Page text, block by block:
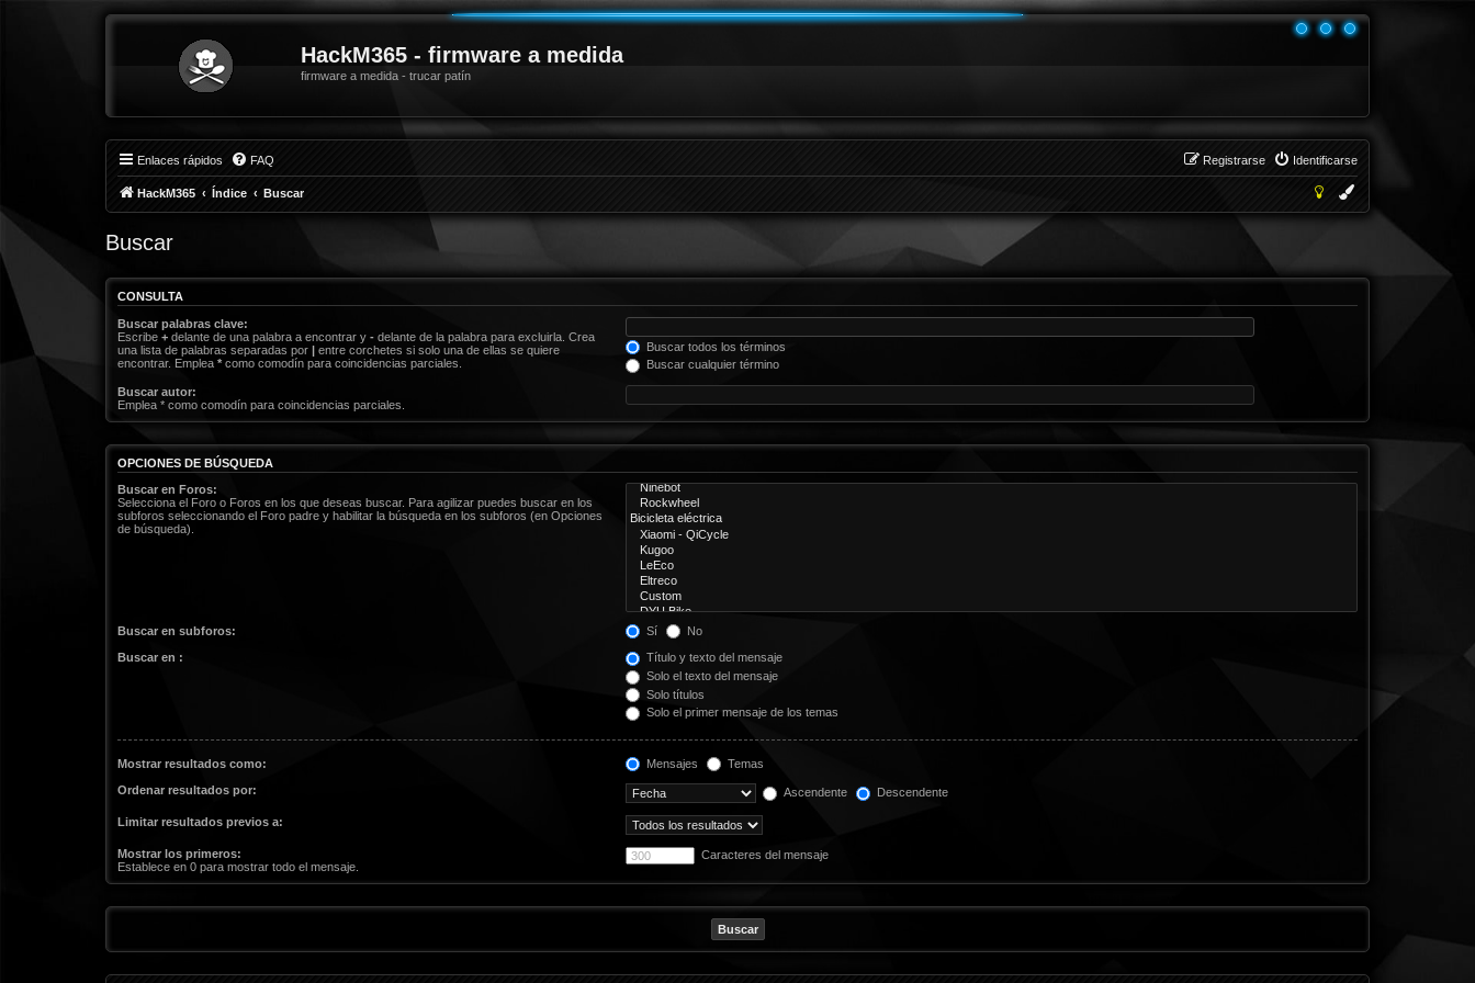
HackM365 - firmware a medida
firmware a medida - trucar patín
Enlaces rápidos FAQ Identificarse
Registrarse
HackM365 Índice Buscar
Buscar
CONSULTA
Buscar palabras clave:
Escribe + delante de una palabra a encontrar y - delante de la palabra para excluirla. Crea
una lista de palabras separadas por | entre corchetes si solo una de ellas se quiere
encontrar. Emplea * como comodín para coincidencias parciales.
Buscar todos los términos
Buscar cualquier término
Buscar autor:
Emplea * como comodín para coincidencias parciales.
OPCIONES DE BÚSQUEDA
Buscar en Foros:
Selecciona el Foro o Foros en los que deseas buscar. Para agilizar puedes buscar en los
subforos seleccionando el Foro padre y habilitar la búsqueda en los subforos (en Opciones
de búsqueda).
Buscar en subforos: Sí No
Buscar en :
Título y texto del mensaje
Solo el texto del mensaje
Solo títulos
Solo el primer mensaje de los temas
Mostrar resultados como: Mensajes Temas
Ordenar resultados por: Ascendente Descendente
Limitar resultados previos a:
Mostrar los primeros:
Establece en 0 para mostrar todo el mensaje.
Caracteres del mensaje